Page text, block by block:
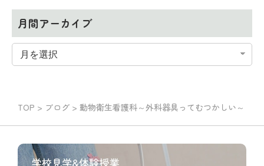
月間アーカイブ
TOP > ブログ > 動物衛生看護科～外科器具ってむつかしい～